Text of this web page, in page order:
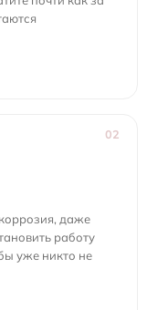
02
даже
работу
уже никто не